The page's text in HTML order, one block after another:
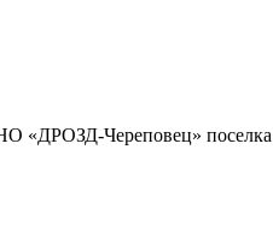
«ДРОЗД-Череповец»